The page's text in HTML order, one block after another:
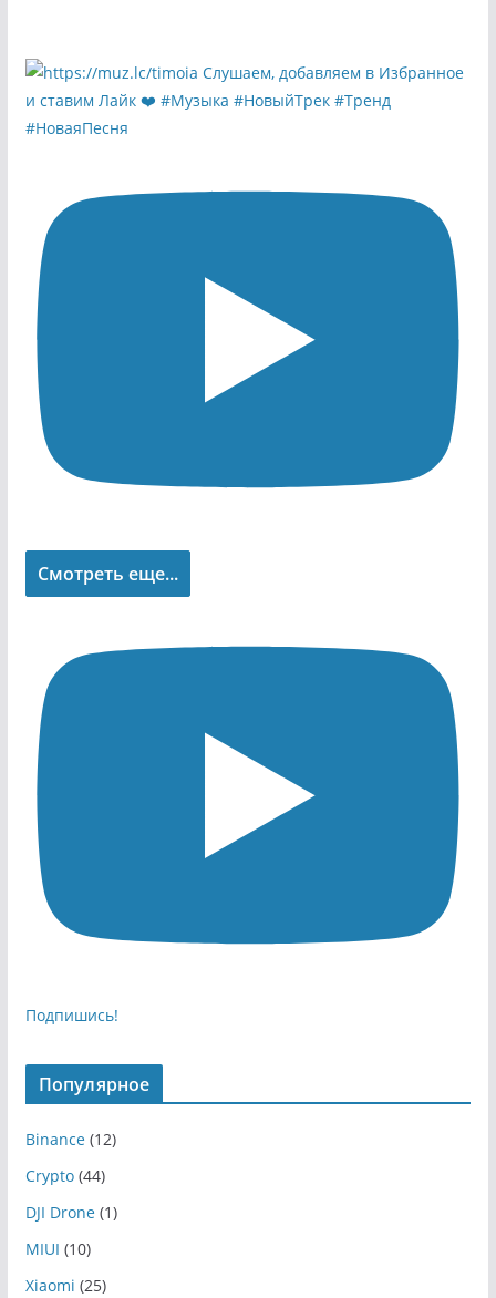
Смотреть еще...
Подпишись!
Популярное
Binance(12)
Crypto(44)
DJI Drone(1)
MIUI (10)
Xiaomi (25)